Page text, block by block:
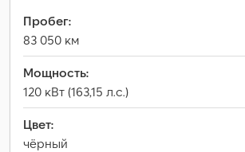
Пробег:
83 050 км
Мощность:
120 кВт (163,15 л.с.)
Цвет:
чёрный